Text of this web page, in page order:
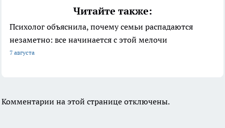
Читайте также:
Психолог объяснила, почему семьи распадаются
незаметно: все начинается с этой мелочи
7 августа
Комментарии на этой странице отключены.